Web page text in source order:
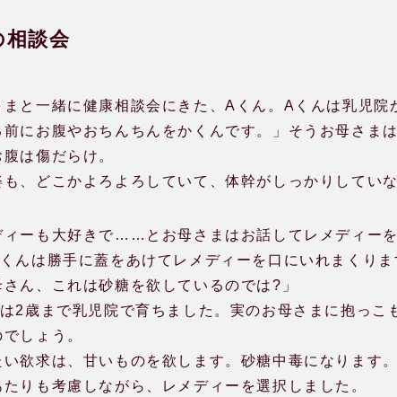
相談会
まと一緒に健康相談会にきた、Aくん。Aくんは乳児院
前にお腹やおちんちんをかくんです。」そうお母さま
は傷だらけ。
も、どこかよろよろしていて、体幹がしっかりしていな
ィーも大好きで……とお母さまはお話してレメディー
んは勝手に蓋をあけてレメディーを口にいれまくりま
さん、これは砂糖を欲しているのでは?」
2歳まで乳児院で育ちました。実のお母さまに抱っこ
しょう。
い欲求は、甘いものを欲します。砂糖中毒になります。
たりも考慮しながら、レメディーを選択しました。